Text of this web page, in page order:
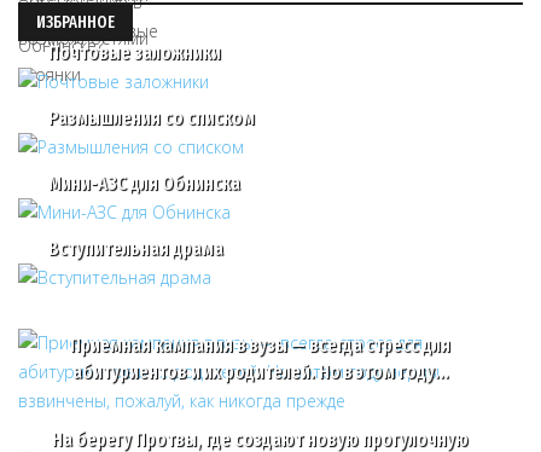
ИЗБРАННОЕ
Почтовые заложники
Размышления со списком
Мини-АЗС для Обнинска
Вступительная драма
Приемная кампания в вузы — всегда стресс для
абитуриентов и их родителей. Но в этом году…
На берегу Протвы, где создают новую прогулочную